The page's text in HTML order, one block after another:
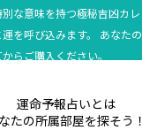
別な意味を持つ極秘吉凶カ
運を呼び込みます。 あなた
からご購入ください。
運命予報占いとは
たの所属部屋を探そう！